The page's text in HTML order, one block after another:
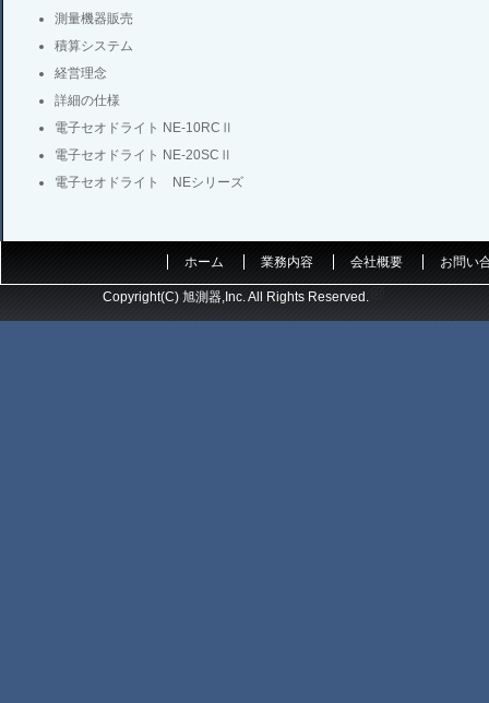
測量機器販売
積算システム
経営理念
詳細の仕様
電子セオドライト NE-10RCⅡ
電子セオドライト NE-20SCⅡ
電子セオドライト NEシリーズ
ホーム 業務内容 会社概要 お問い
Copyright(C) 旭測器,Inc. All Rights Reserved.